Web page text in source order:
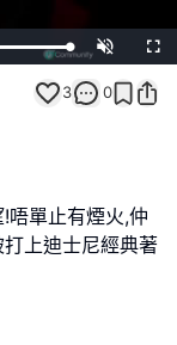
Unmute
3 0
唔單止有煙火,仲
上迪士尼經典著